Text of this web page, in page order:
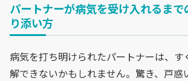
パートナーが病気を受け入れるま
り添い方
病気を打ち明けられたパートナーは、す
解できないかもしれません。驚き、戸惑